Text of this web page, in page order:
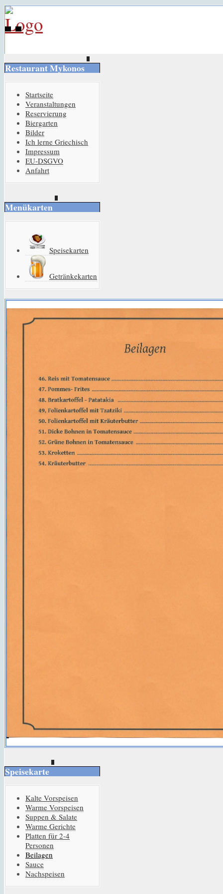
Restaurant Mykonos
Startseite
Veranstaltungen
Reservierung
Biergarten
Bilder
Ich lerne Griechisch
Impressum
EU-DSGVO
Anfahrt
Menükarten
Speisekarten
Getränkekarten
Speisekarte
Kalte Vorspeisen
Warme Vorspeisen
Suppen & Salate
Warme Gerichte
Platten für 2-4
Personen
Beilagen
Sauce
Nachspeisen